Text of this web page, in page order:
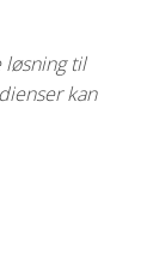
løsning til
kan